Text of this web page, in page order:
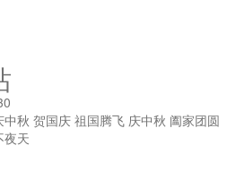
秋 贺国庆 祖国腾飞 庆中秋 阖家团圆
夜天